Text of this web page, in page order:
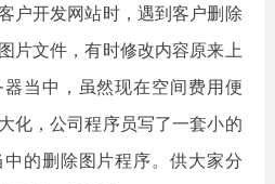
户开发网站时，遇到客户删除
片文件，有时修改内容原来上
当中，虽然现在空间费用便
化，公司程序员写了一套小的
的删除图片程序。供大家分